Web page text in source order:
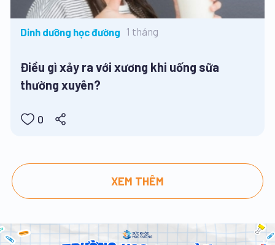
Dinh dưỡng học đường 1 tháng
Điều gì xảy ra với xương khi uống sữa
thường xuyên?
0
XEM THÊM